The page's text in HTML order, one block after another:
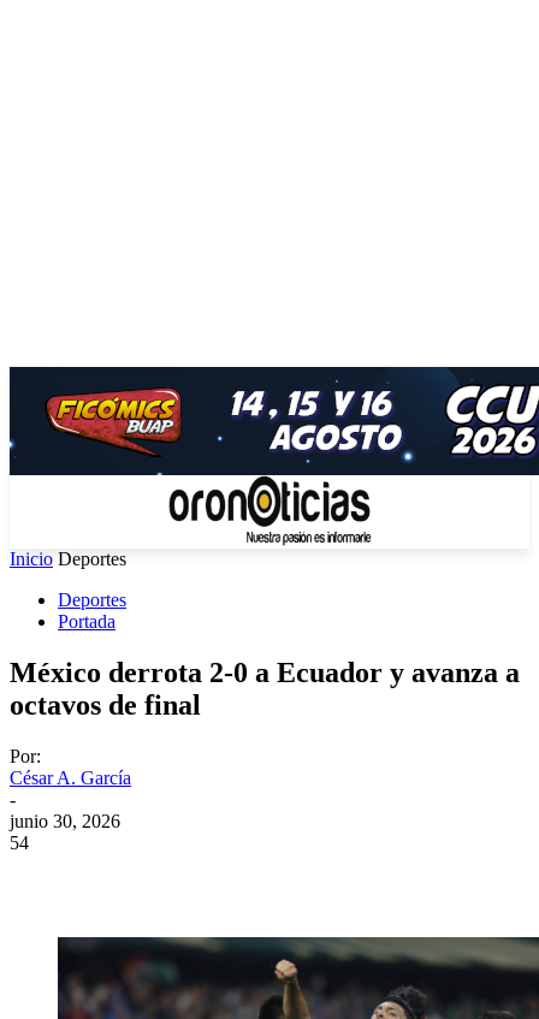
Inicio Deportes
Deportes
Portada
México derrota 2-0 a Ecuador y avanza a
octavos de final
Por:
César A. García
-
junio 30, 2026
54